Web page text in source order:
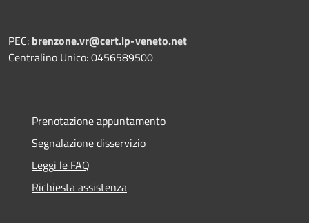
PEC: brenzone.vr@cert.ip-veneto.net
Centralino Unico: 0456589500
Prenotazione appuntamento
Segnalazione disservizio
Leggi le FAQ
Richiesta assistenza